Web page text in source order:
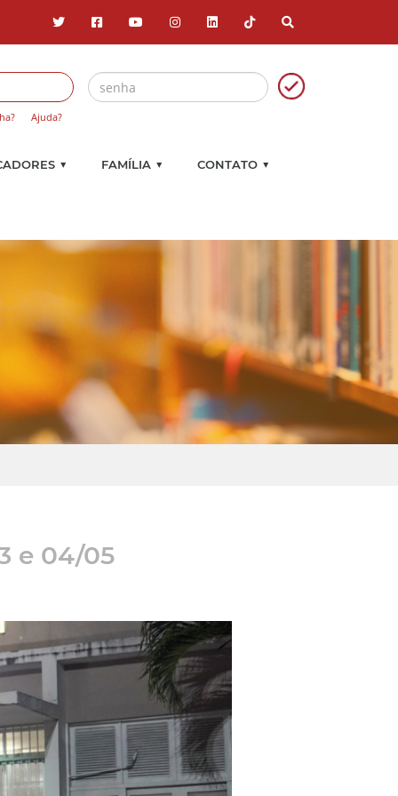
Ajuda?
▼ FAMÍLIA ▼ CONTATO ▼
e 04/05